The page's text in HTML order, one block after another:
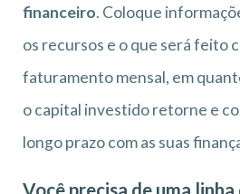
financeiro. Coloque
os recursos e o que será feito
faturamento mensal, em
o capital investido retorne e
longo prazo com as suas